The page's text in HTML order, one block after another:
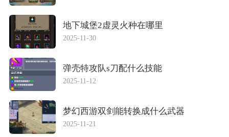
地下城堡2虚灵火种在哪里
2025-11-30
弹壳特攻队s刀配什么技能
2025-11-12
梦幻西游双剑能转换成什么武器
2025-11-21